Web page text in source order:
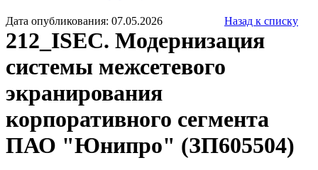
Дата опубликования: 07.05.2026 Назад к списку
212_ISEC. Модернизация
системы межсетевого
экранирования
корпоративного сегмента
ПАО "Юнипро" (ЗП605504)